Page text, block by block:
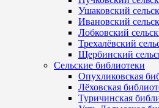
Ушаковский
Ивановский
Лобковский
Трехалёвский
Щербинский
Сельские библиотеки
Опухликовская
Лёховская
Туричинская